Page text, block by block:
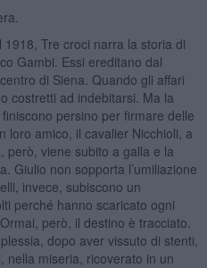
Tre croci narra la storia di
Gambi. Essi ereditano dal
di Siena. Quando gli affari
costretti ad indebitarsi. Ma la
persino per firmare delle
loro amico, il cavalier Nicchioli, a
però, viene subito a galla e la
Giulio non sopporta l’umiliazione
invece, subiscono un
perché hanno scaricato ogni
però, il destino è tracciato.
dopo aver vissuto di stenti,
nella miseria, ricoverato in un